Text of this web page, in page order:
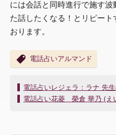
には会話と同時進行で施す波
た話したくなる！とリピー
おります。
電話占いアルマンド
投
稿
電話占いレジェラ：ラナ 先生
電話占い花菱 榮倉 華乃 (え